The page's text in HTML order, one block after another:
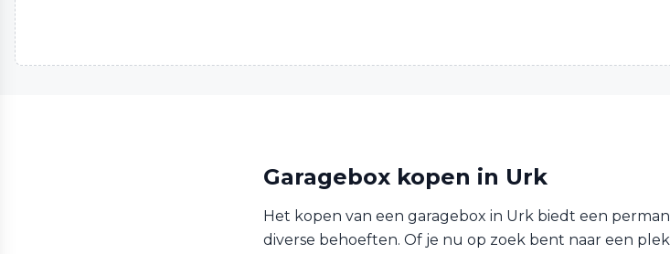
Garagebox kopen in Urk
Het kopen van een garagebox in Urk biedt een
diverse behoeften. Of je nu op zoek bent naar een